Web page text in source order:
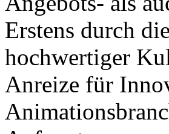
Erstens durch
hochwertiger
Anreize für